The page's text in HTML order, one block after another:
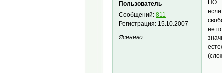
Пользователь
Сообщений:811
Регистрация: 15.10.2007
Ясенево
НО
не